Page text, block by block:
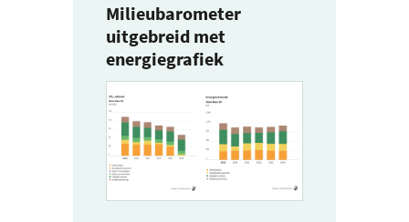
Milieubarometer
uitgebreid met
energiegrafiek